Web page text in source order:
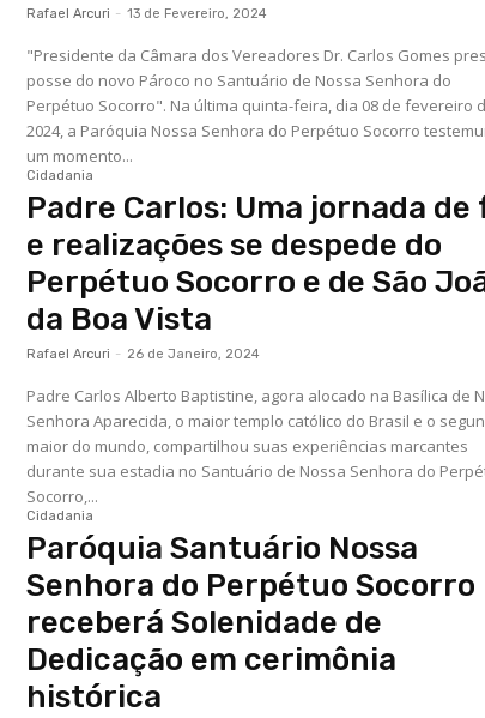
Rafael Arcuri - 13 de Fevereiro, 2024
"Presidente da Câmara dos Vereadores Dr. Carlos Gomes
posse do novo Pároco no Santuário de Nossa Senhora do
Perpétuo Socorro". Na última quinta-feira, dia 08 de fevereiro de
2024, a Paróquia Nossa Senhora do Perpétuo Socorro
um momento...
Cidadania
Padre Carlos: Uma jornada de
e realizações se despede do
Perpétuo Socorro e de São
da Boa Vista
Rafael Arcuri - 26 de Janeiro, 2024
Padre Carlos Alberto Baptistine, agora alocado na Basílica de
Senhora Aparecida, o maior templo católico do Brasil e o
maior do mundo, compartilhou suas experiências marcantes
durante sua estadia no Santuário de Nossa Senhora do
Socorro,...
Cidadania
Paróquia Santuário Nossa
Senhora do Perpétuo Socorro
receberá Solenidade de
Dedicação em cerimônia
histórica